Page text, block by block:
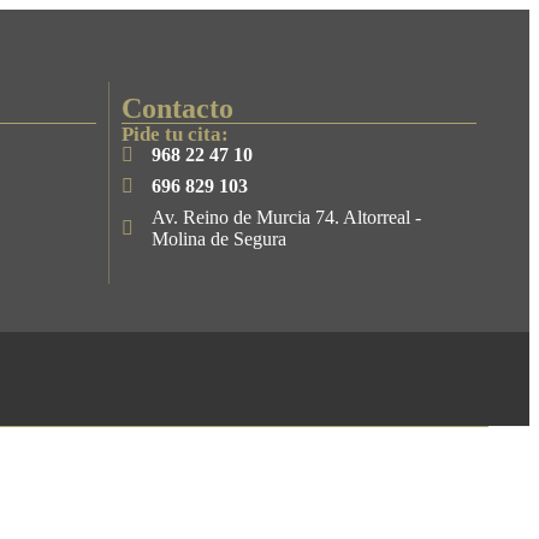
Contacto
Pide tu cita:
968 22 47 10
696 829 103
Av. Reino de Murcia 74. Altorreal -
Molina de Segura